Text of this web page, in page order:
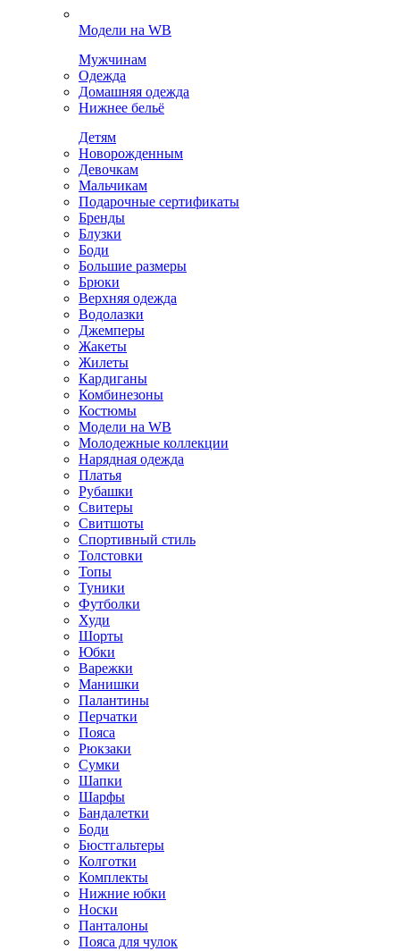
Модели на WB
Мужчинам
Одежда
Домашняя одежда
Нижнее бельё
Детям
Новорожденным
Девочкам
Мальчикам
Подарочные сертификаты
Бренды
Блузки
Боди
Большие размеры
Брюки
Верхняя одежда
Водолазки
Джемперы
Жакеты
Жилеты
Кардиганы
Комбинезоны
Костюмы
Модели на WB
Молодежные коллекции
Нарядная одежда
Платья
Рубашки
Свитеры
Свитшоты
Спортивный стиль
Толстовки
Топы
Туники
Футболки
Худи
Шорты
Юбки
Варежки
Манишки
Палантины
Перчатки
Пояса
Рюкзаки
Сумки
Шапки
Шарфы
Бандалетки
Боди
Бюстгальтеры
Колготки
Комплекты
Нижние юбки
Носки
Панталоны
Поясa для чулок